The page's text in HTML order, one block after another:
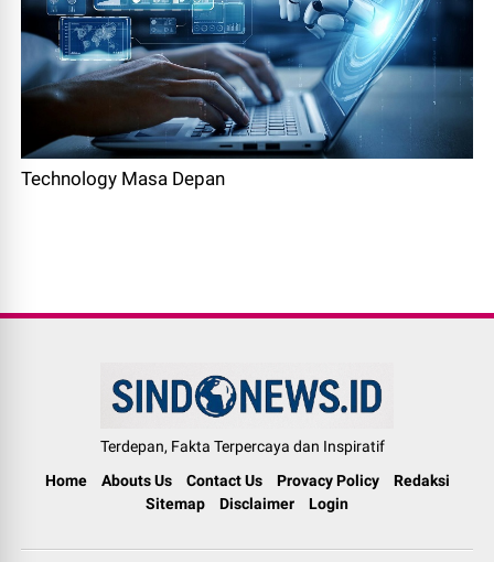
Technology Masa Depan
Terdepan, Fakta Terpercaya dan Inspiratif
Home
Abouts Us Contact Us Provacy Policy
Redaksi
Sitemap
Disclaimer Login